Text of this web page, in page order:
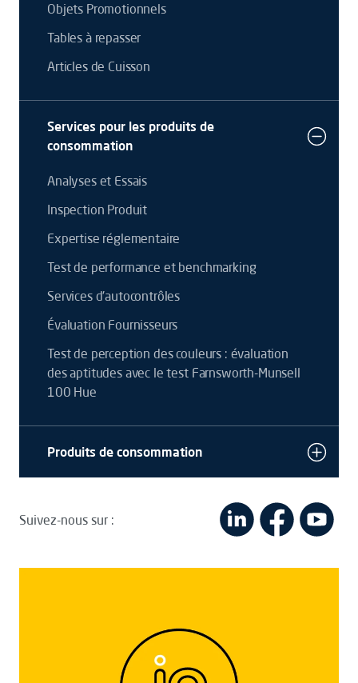
Objets Promotionnels
Tables à repasser
Articles de Cuisson
Services pour les produits de
consommation
Analyses et Essais
Inspection Produit
Expertise réglementaire
Test de performance et benchmarking
Services d'autocontrôles
Évaluation Fournisseurs
Test de perception des couleurs : évaluation
des aptitudes avec le test Farnsworth-Munsell
100 Hue
Produits de consommation
Suivez-nous sur :